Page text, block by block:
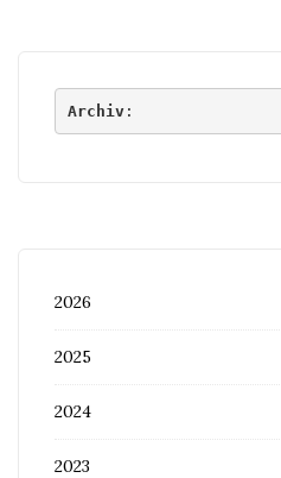
Archiv:
2026
2025
2024
2023